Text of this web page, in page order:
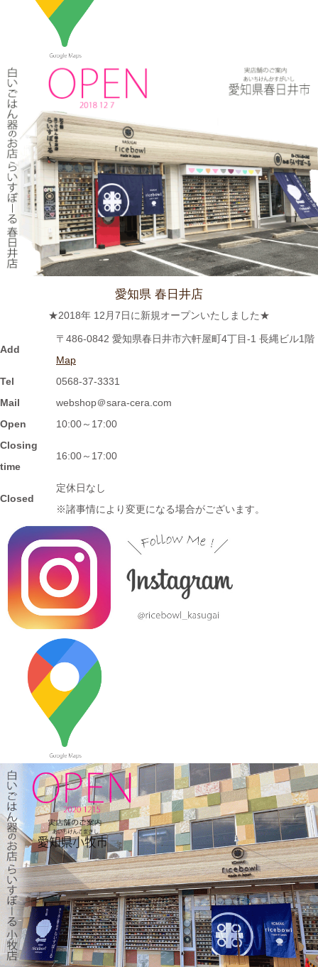
2024/3/12
≪マガジンで掲載されました≫ 流行発信MOOK おでかけ春日井
守山小牧2019-2020 2019年4月号に 白いごはん器のお店 らいす
ぼーる 春日井店が掲載されました。
2024/3/12
≪テレビで紹介されました≫ 2019年5月18日 、東海テレビ ぐっ
さん家！『ぐっさん！オレンジと行く春日井Jeep旅！』で 山口
智充さんが白いごはん器のお店 らいすぼーる 春日井店にいらっ
しゃいました。
2024/2/22
≪おすすめ≫今日は猫の日！猫好きにはたまらないおすすめご飯
茶碗いかがでしょうか？
ツを入れたり、薬味皿としてもGOOD★
2024/2/2
≪おすすめ≫ 信楽焼のモザイクプレート数量限定販売！
2024/1/15
か？
2024/1/12
≪おすすめ≫ お正月の暴飲暴食。。。ワンプレートで彩りよく
バランスの良い食事を♪
2024/1/3
≪おすすめ≫ 七草粥の準備は出来ましたか？お粥に麺類と色々
使える小どんぶりはいかかでしょうか？
2023/12/22
≪おすすめ≫ 少し大きめで使いやすい！カラフルオーバルボー
2023/12/15
≪新着商品≫ 波佐見焼のアップル柄とラフランス柄の小さめテ
ィーポット新入荷しました♪数量限定販売中！！
2023/12/1
≪おすすめ≫ 寒～い朝には、具沢山のあったか～いスープを信
楽焼スープカップでいかがでしょうか？
2023/11/16
愛知県 春日井店
★2018年 12月7日に新規オープンいたしました★
Add
〒486-0842 愛知県春日井市六軒屋町4丁目-1 長縄ビル1階
Map
Tel
0568-37-3331
Mail
webshop＠sara-cera.com
Open
10:00～17:00
Closing
time
16:00～17:00
Closed
定休日なし
※諸事情により変更になる場合がございます。